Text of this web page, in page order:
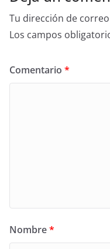
Tu dirección de
Los campos
Comentario *
Nombre*